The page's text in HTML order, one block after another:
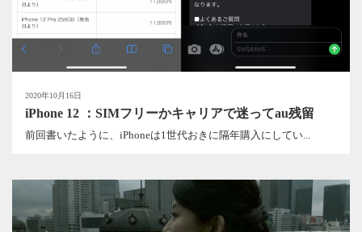
2020年10月16日
iPhone 12 ：SIMフリーかキャリアで迷ってau残留
前回書いたように、iPhoneは1世代おきに隔年購入にしてい...